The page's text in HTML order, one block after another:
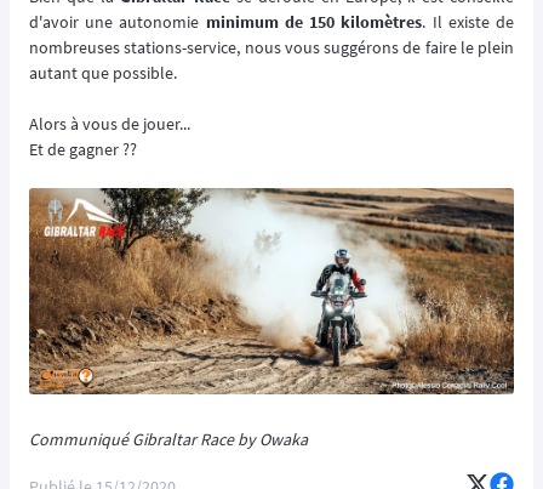
d'avoir une autonomie minimum de 150 kilomètres. Il existe de
nombreuses stations-service, nous vous suggérons de faire le plein
autant que possible.
Alors à vous de jouer...
Et de gagner ??
Communiqué Gibraltar Race by Owaka